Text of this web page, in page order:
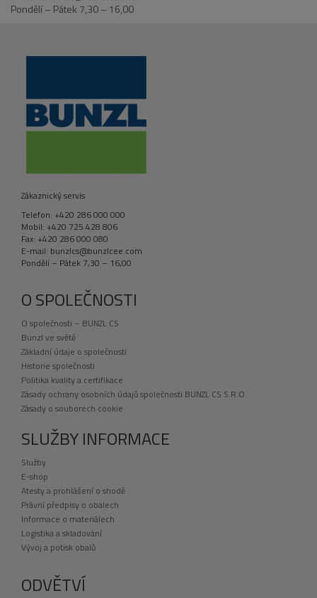
Pondělí – Pátek 7,30 – 16,00
Zákaznický servis
Telefon: +420 286 000 000
Mobil: +420 725 428 806
Fax: +420 286 000 080
E-mail: bunzlcs@bunzlcee.com
Pondělí – Pátek 7,30 – 16,00
O SPOLEČNOSTI
O společnosti – BUNZL CS
Bunzl ve světě
Základní údaje o společnosti
Historie společnosti
Politika kvality a certifikace
Zásady ochrany osobních údajů společnosti BUNZL CS S.R.O.
Zásady o souborech cookie
SLUŽBY INFORMACE
Služby
E-shop
Atesty a prohlášení o shodě
Právní předpisy o obalech
Informace o materiálech
Logistika a skladování
Vývoj a potisk obalů
ODVĚTVÍ